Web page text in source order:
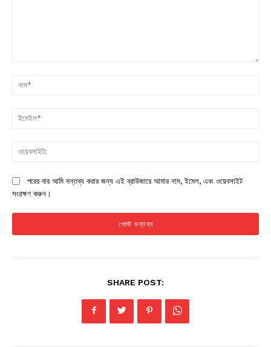
পরের বার আমি মন্তব্য করার জন্য এই ব্রাউজারে আমার নাম, ইমেল, এবং ওয়েবসাইট
সংরক্ষণ করুন।
SHARE POST: